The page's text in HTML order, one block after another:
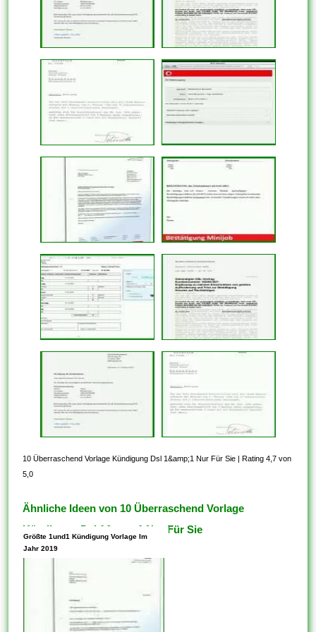
10 Überraschend Vorlage Kündigung Dsl 1&amp;1 Nur Für Sie |Rating 4,7 von
5,0
Ähnliche Ideen von 10 Überraschend Vorlage
Kündigung Dsl 1&amp;1 Nur Für Sie
Größte 1und1 Kündigung Vorlage Im
Jahr 2019